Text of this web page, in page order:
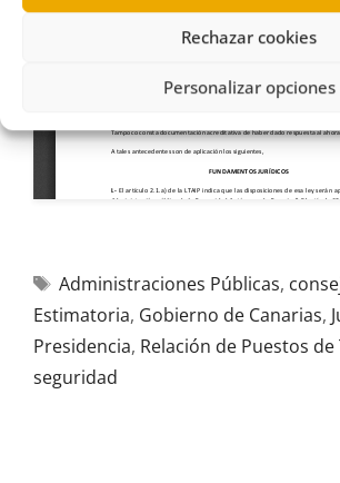
Rechazar cookies
Personalizar opciones
Administraciones Públicas,
Estimatoria, Gobierno de Canarias,
Presidencia, Relación de Puestos
seguridad